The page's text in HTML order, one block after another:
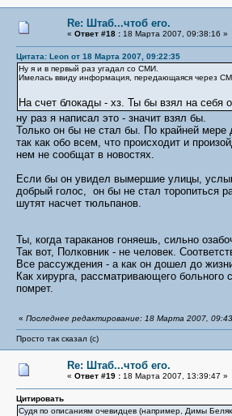
Re: Штаб...чтоб его.
« Ответ #18 : 18 Марта 2007, 09:38:16 »
Цитата: Leon от 18 Марта 2007, 09:22:35
Ну я и в первый раз угадал со СМИ.
Имелась ввиду информация, передающаяся через
На счет блокады - хз. Ты бы взял на себя
ну раз я написал это - значит взял бы.
Только он бы не стал бы. По крайней мере
так как обо всем, что происходит и
нем не сообщат в новостях.
Если бы он увидел вымершие улицы,
добрый голос, он бы не стал торопиться
шутят насчет тюльпанов.
Ты, когда тараканов гоняешь, сильно
Так вот, Полковник - не человек.
Все рассуждения - а как он дошел до
Как хирурга, рассматривающего
помрет.
« Последнее редактирование: 18 Марта 2007,
Просто так сказал (с)
Re: Штаб...чтоб его.
« Ответ #19 : 18 Марта 2007, 13:39:47 »
Цитировать
Судя по описаниям очевидцев (например, Димы